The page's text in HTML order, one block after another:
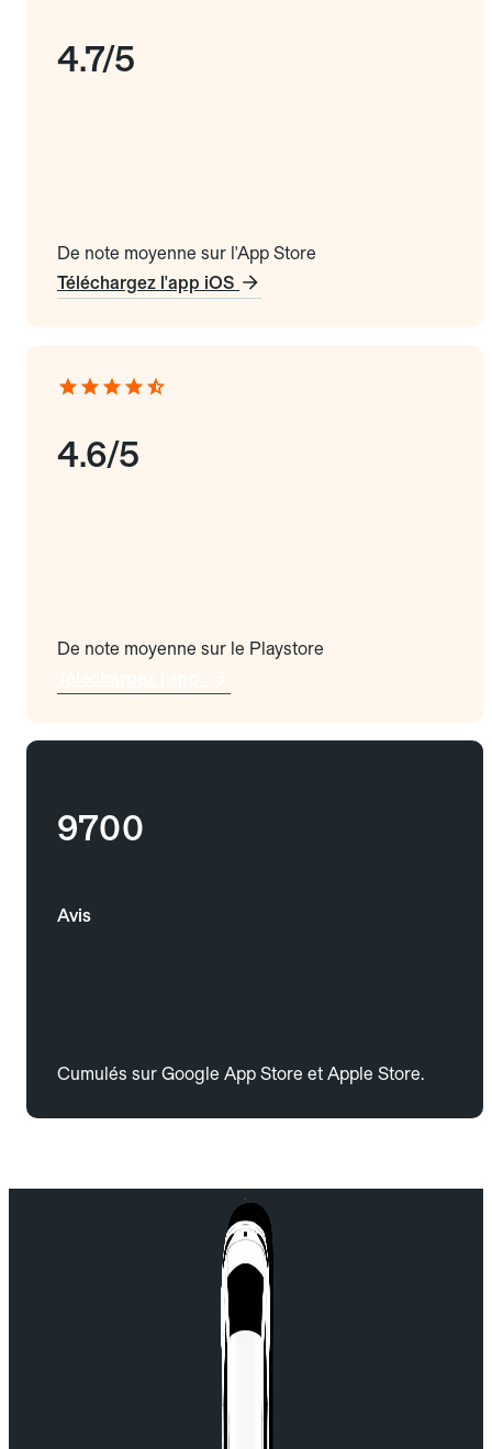
4.7/5
De note moyenne sur l'App Store
Téléchargez l'app iOS
4.6/5
De note moyenne sur le Playstore
9700
Avis
Cumulés sur Google App Store et Apple Store.